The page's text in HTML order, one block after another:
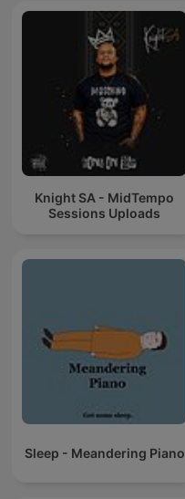
Knight SA - MidTempo
Sessions Uploads
Sleep - Meandering Piano